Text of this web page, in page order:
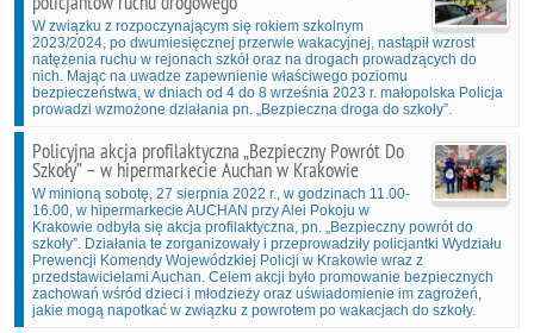
W związku z rozpoczynającym się rokiem szkolnym
2023/2024, po dwumiesięcznej przerwie wakacyjnej, nastąpił wzrost
natężenia ruchu w rejonach szkół oraz na drogach prowadzących do
nich. Mając na uwadze zapewnienie właściwego poziomu
bezpieczeństwa, w dniach od 4 do 8 września 2023 r. małopolska Policja
prowadzi wzmożone działania pn. „Bezpieczna droga do szkoły”.
Policyjna akcja profilaktyczna „Bezpieczny Powrót Do
Szkoły” – w hipermarkecie Auchan w Krakowie
W minioną sobotę, 27 sierpnia 2022 r., w godzinach 11.00-
16.00, w hipermarkecie AUCHAN przy Alei Pokoju w
Krakowie odbyła się akcja profilaktyczna, pn. „Bezpieczny powrót do
szkoły”. Działania te zorganizowały i przeprowadziły policjantki Wydziału
Prewencji Komendy Wojewódzkiej Policji w Krakowie wraz z
przedstawicielami Auchan. Celem akcji było promowanie bezpiecznych
zachowań wśród dzieci i młodzieży oraz uświadomienie im zagrożeń,
jakie mogą napotkać w związku z powrotem po wakacjach do szkoły.